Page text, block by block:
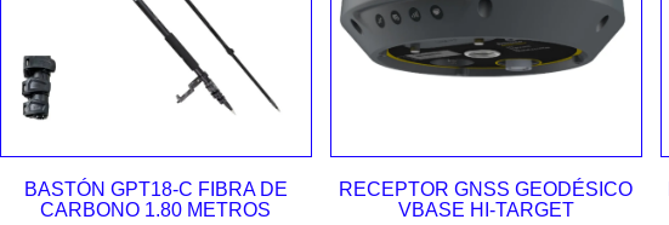
Vista rápida
BASTÓN GPT18-C FIBRA DE
CARBONO 1.80 METROS
Vista rápida
RECEPTOR GNSS GEODÉSICO
VBASE HI-TARGET